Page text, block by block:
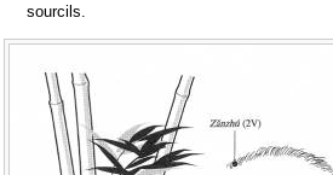
sourcils.